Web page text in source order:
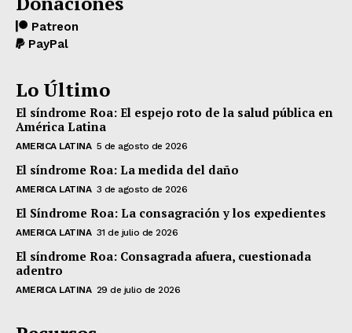
Patreon
PayPal
Lo Último
El síndrome Roa: El espejo roto de la salud pública en
América Latina
AMERICA LATINA 5 de agosto de 2026
El síndrome Roa: La medida del daño
AMERICA LATINA 3 de agosto de 2026
El Síndrome Roa: La consagración y los expedientes
AMERICA LATINA 31 de julio de 2026
El síndrome Roa: Consagrada afuera, cuestionada
adentro
AMERICA LATINA 29 de julio de 2026